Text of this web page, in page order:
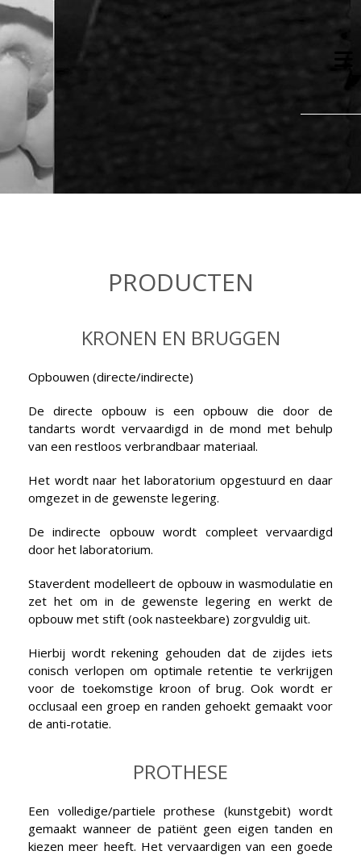
PRODUCTEN
KRONEN EN BRUGGEN
Opbouwen (directe/indirecte)
De directe opbouw is een opbouw die door de
tandarts wordt vervaardigd in de mond met behulp
van een restloos verbrandbaar materiaal.
Het wordt naar het laboratorium opgestuurd en daar
omgezet in de gewenste legering.
De indirecte opbouw wordt compleet vervaardigd
door het laboratorium.
Staverdent modelleert de opbouw in wasmodulatie en
zet het om in de gewenste legering en werkt de
opbouw met stift (ook nasteekbare) zorgvuldig uit.
Hierbij wordt rekening gehouden dat de zijdes iets
conisch verlopen om optimale retentie te verkrijgen
voor de toekomstige kroon of brug. Ook wordt er
occlusaal een groep en randen gehoekt gemaakt voor
de anti-rotatie.
PROTHESE
Een volledige/partiele prothese (kunstgebit) wordt
gemaakt wanneer de patiënt geen eigen tanden en
kiezen meer heeft. Het vervaardigen van een goede